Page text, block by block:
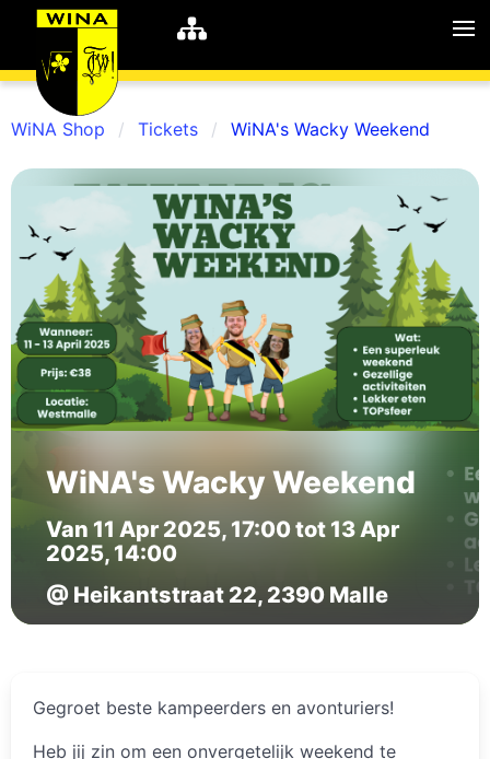
WiNA MyWiNA
Career
Shop
Studie
Home
Schachten
WiNA Shop Tickets WiNA's Wacky Weekend
WiNA's Wacky Weekend
Van 11 Apr 2025, 17:00 tot 13 Apr
2025, 14:00
@ Heikantstraat 22, 2390 Malle
Gegroet beste kampeerders en avonturiers!
Heb jij zin om een onvergetelijk weekend te